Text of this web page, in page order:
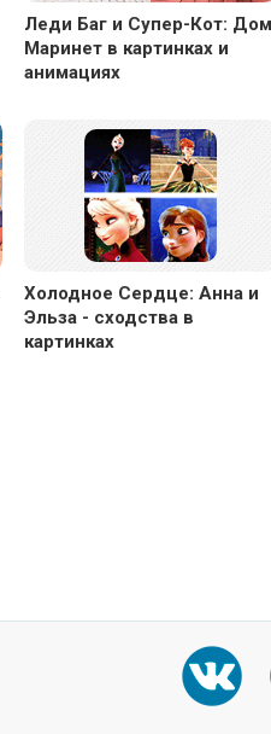
Леди Баг и Супер-Кот: Дом
Маринет в картинках и
анимациях
Холодное Сердце: Анна и
Эльза - сходства в
картинках